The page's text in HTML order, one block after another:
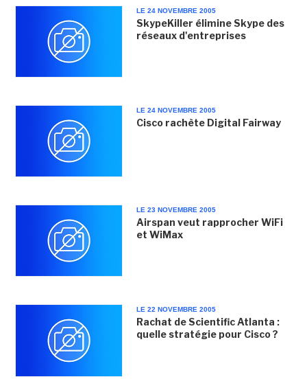
LE 24 NOVEMBRE 2005
SkypeKiller élimine Skype des
réseaux d'entreprises
LE 24 NOVEMBRE 2005
Cisco rachète Digital Fairway
LE 23 NOVEMBRE 2005
Airspan veut rapprocher WiFi
et WiMax
LE 22 NOVEMBRE 2005
Rachat de Scientific Atlanta :
quelle stratégie pour Cisco ?